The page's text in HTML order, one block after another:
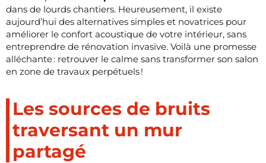
dans de lourds chantiers. Heureusement, il existe
aujourd’hui des alternatives simples et novatrices pour
améliorer le confort acoustique de votre intérieur, sans
entreprendre de rénovation invasive. Voilà une promesse
alléchante : retrouver le calme sans transformer son salon
en zone de travaux perpétuels !
Les sources de bruits
traversant un mur
partagé